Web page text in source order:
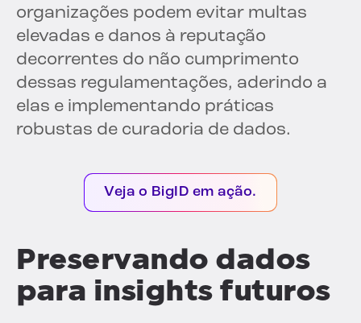
organizações podem evitar multas
elevadas e danos à reputação
decorrentes do não cumprimento
dessas regulamentações, aderindo a
elas e implementando práticas
robustas de curadoria de dados.
Veja o BigID em ação.
Preservando dados
para insights futuros